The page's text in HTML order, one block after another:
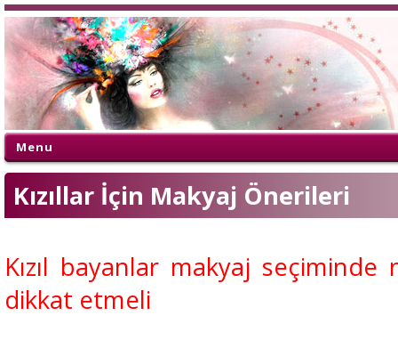
Menu
Kızıllar İçin Makyaj Önerileri
Kızıl bayanlar makyaj seçiminde
dikkat etmeli